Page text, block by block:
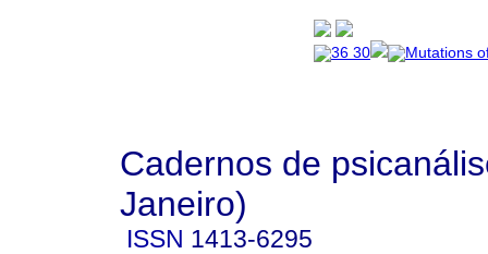
Cadernos de
Janeiro)
ISSN 1413-6295